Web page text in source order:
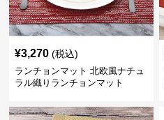
¥3,270 (税込)
ランチョンマット 北欧風ナチュ
ラル織りランチョンマット